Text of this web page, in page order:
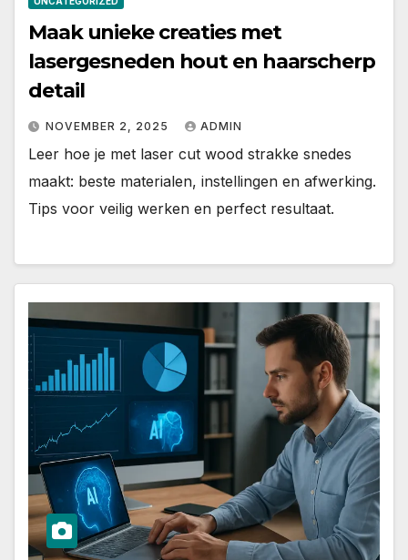
Maak unieke creaties met
lasergesneden hout en haarscherp
detail
NOVEMBER 2, 2025 ADMIN
Leer hoe je met laser cut wood strakke snedes
maakt: beste materialen, instellingen en afwerking.
Tips voor veilig werken en perfect resultaat.